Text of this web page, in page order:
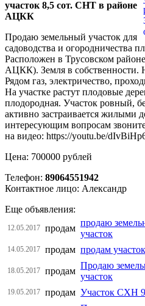
участок 8,5 сот. СНТ в районе
АЦКК
Продаю земельный участок для
садоводства и огородничества
Расположен в Трусовском
АЦКК). Земля в собственности.
Рядом газ, электричество,
На участке растут плодовые
плодородная. Участок ровный,
активно застраивается жилыми
интересующим вопросам
на видео: https://youtu.be/
Цена: 700000 рублей
Телефон: 89064551942
Контактное лицо: Александр
Еще объявления:
12.05.2017 продам
продаю
участок
14.05.2017 продам продам
18.05.2017 продам
Продаю
участок
19.05.2017 продам Участок СХН